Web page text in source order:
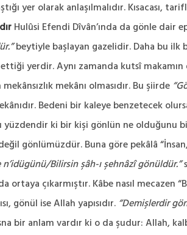
yer olarak anlaşılmalıdır. Kısacası,
Hulûsi Efendi Dîvân’ında da gönle dair
beytiyle başlayan gazelidir. Daha bu ilk
ettiği yerdir. Aynı zamanda kutsî
mekânı olmasıdır. Bu şiirde
Bedeni bir kaleye benzetecek
ki bir kişi gönlün ne olduğunu
gönlümüzdür. Buna göre pekâlâ
Bilirsin şâh-ı şehnâzî gönüldür.”
ortaya çıkarmıştır. Kâbe nasıl
gönül ise Allah yapısıdır. “Demişlerdir
bir anlam vardır ki o da şudur: Allah,